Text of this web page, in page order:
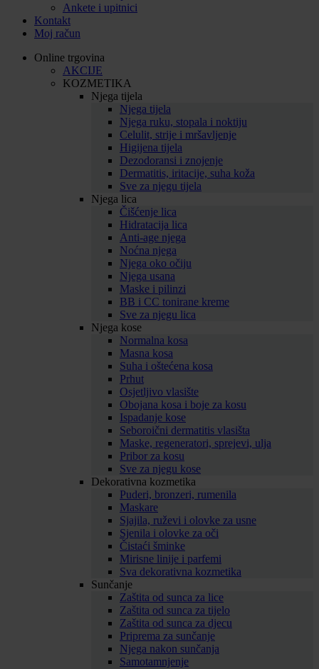
Ankete i upitnici
Kontakt
Moj račun
Online trgovina
AKCIJE
KOZMETIKA
Njega tijela
Njega tijela
Njega ruku, stopala i noktiju
Celulit, strije i mršavljenje
Higijena tijela
Dezodoransi i znojenje
Dermatitis, iritacije, suha koža
Sve za njegu tijela
Njega lica
Čišćenje lica
Hidratacija lica
Anti-age njega
Noćna njega
Njega oko očiju
Njega usana
Maske i pilinzi
BB i CC tonirane kreme
Sve za njegu lica
Njega kose
Normalna kosa
Masna kosa
Suha i oštećena kosa
Prhut
Osjetljivo vlasište
Obojana kosa i boje za kosu
Ispadanje kose
Seboroični dermatitis vlasišta
Maske, regeneratori, sprejevi, ulja
Pribor za kosu
Sve za njegu kose
Dekorativna kozmetika
Puderi, bronzeri, rumenila
Maskare
Sjajila, ruževi i olovke za usne
Sjenila i olovke za oči
Čistaći šminke
Mirisne linije i parfemi
Sva dekorativna kozmetika
Sunčanje
Zaštita od sunca za lice
Zaštita od sunca za tijelo
Zaštita od sunca za djecu
Priprema za sunčanje
Njega nakon sunčanja
Samotamnjenje